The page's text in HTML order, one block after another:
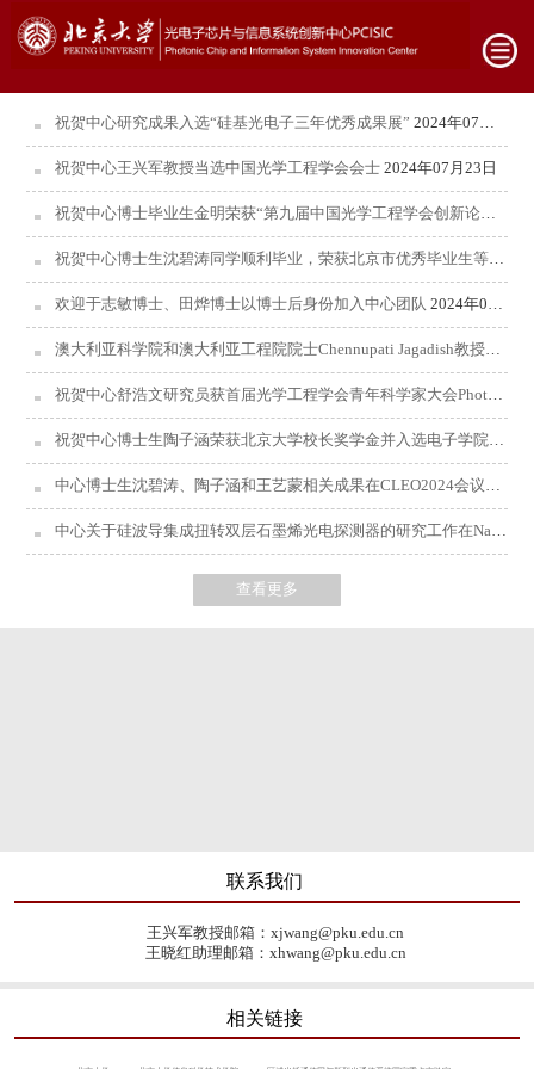
祝贺中心研究成果入选“硅基光电子三年优秀成果展” 2024年07月23日
祝贺中心王兴军教授当选中国光学工程学会会士 2024年07月23日
祝贺中心博士毕业生金明荣获“第九届中国光学工程学会创新论文奖（优博）”
祝贺中心博士生沈碧涛同学顺利毕业，荣获北京市优秀毕业生等荣誉，并获选“博新计划”
欢迎于志敏博士、田烨博士以博士后身份加入中心团队 2024年07月01日
澳大利亚科学院和澳大利亚工程院院士Chennupati Jagadish教授一行到访区域光纤通信网与新型光通信系统国家重点实验室
祝贺中心舒浩文研究员获首届光学工程学会青年科学家大会PhotoniX Prize奖
祝贺中心博士生陶子涵荣获北京大学校长奖学金并入选电子学院2024年“学术十杰”
中心博士生沈碧涛、陶子涵和王艺蒙相关成果在CLEO2024会议展示
中心关于硅波导集成扭转双层石墨烯光电探测器的研究工作在Nature Communications期刊上发表
查看更多
联系我们
王兴军教授邮箱：xjwang@pku.edu.cn
王晓红助理邮箱：xhwang@pku.edu.cn
相关链接